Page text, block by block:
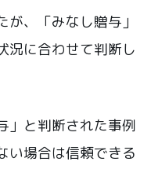
、「みなし贈与」
況に合わせて判断し
」と判断された事例
い場合は信頼できる